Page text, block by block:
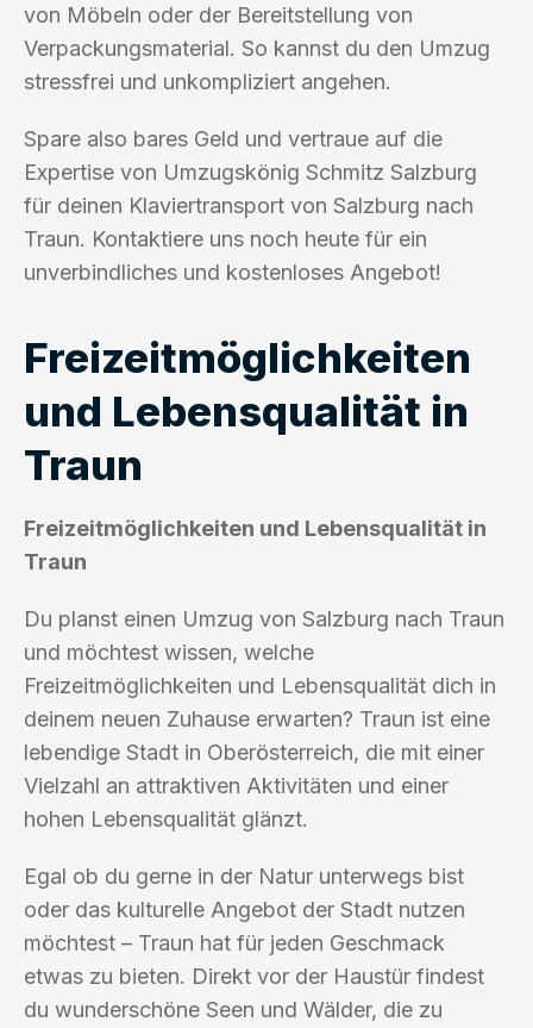
von Möbeln oder der Bereitstellung von
Verpackungsmaterial. So kannst du den Umzug
stressfrei und unkompliziert angehen.
Spare also bares Geld und vertraue auf die
Expertise von Umzugskönig Schmitz Salzburg
für deinen Klaviertransport von Salzburg nach
Traun. Kontaktiere uns noch heute für ein
unverbindliches und kostenloses Angebot!
Freizeitmöglichkeiten
und Lebensqualität in
Traun
Freizeitmöglichkeiten und Lebensqualität in
Traun
Du planst einen Umzug von Salzburg nach Traun
und möchtest wissen, welche
Freizeitmöglichkeiten und Lebensqualität dich in
deinem neuen Zuhause erwarten? Traun ist eine
lebendige Stadt in Oberösterreich, die mit einer
Vielzahl an attraktiven Aktivitäten und einer
hohen Lebensqualität glänzt.
Egal ob du gerne in der Natur unterwegs bist
oder das kulturelle Angebot der Stadt nutzen
möchtest – Traun hat für jeden Geschmack
etwas zu bieten. Direkt vor der Haustür findest
du wunderschöne Seen und Wälder, die zu